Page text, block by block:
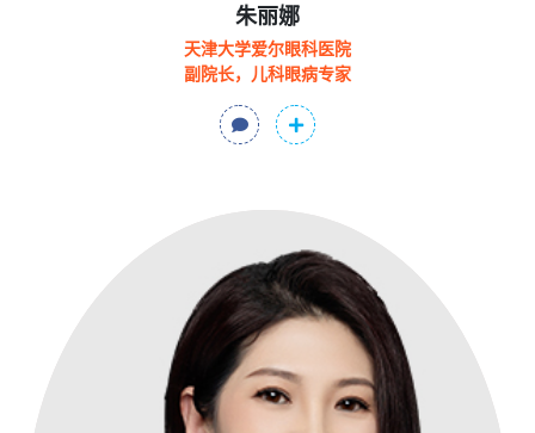
朱丽娜
天津大学爱尔眼科医院
副院长，儿科眼病专家